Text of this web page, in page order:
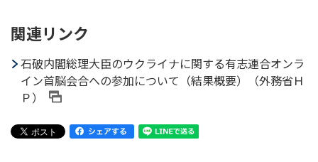
関連リンク
石破内閣総理大臣のウクライナに関する有志連合オンラ
イン首脳会合への参加について（結果概要）（外務省Ｈ
Ｐ）